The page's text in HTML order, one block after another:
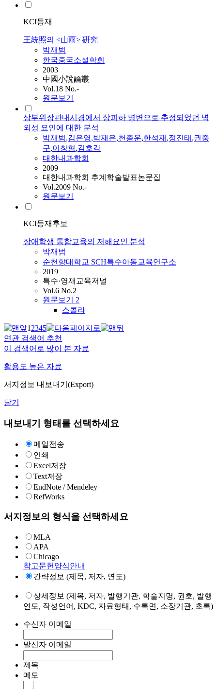
KCI등재
王統照의 <山雨> 硏究
박재범
한국중국소설학회
2003
中國小說論叢
Vol.18 No.-
원문보기
상부위장관내시경에서 상피하 병변으로 추정되었던 벽
외성 요인에 대한 분석
박재범,김은영,박재은,천종운,한석재 ,정진태 ,권중
구,이창형,김호각
대한내과학회
2009
대한내과학회 추계학술발표논문집
Vol.2009 No.-
원문보기
KCI등재후보
장애학생 통합교육의 저해요인 분석
박재범
순천향대학교 SCH특수아동교육연구소
2019
특수·영재교육저널
Vol.6 No.2
원문보기 2
스콜라
12345
연관 검색어 추천
이 검색어로 많이 본 자료
활용도 높은 자료
서지정보 내보내기(Export)
닫기
내보내기 형태를 선택하세요
메일전송
인쇄
Excel저장
Text저장
EndNote / Mendeley
RefWorks
서지정보의 형식을 선택하세요
MLA
APA
Chicago
참고문헌양식안내
간략정보 (제목, 저자, 연도)
상세정보 (제목, 저자, 발행기관, 학술지명, 권호, 발행
연도, 작성언어, KDC, 자료형태, 수록면, 소장기관, 초록)
수신자 이메일
발신자 이메일
제목
메모